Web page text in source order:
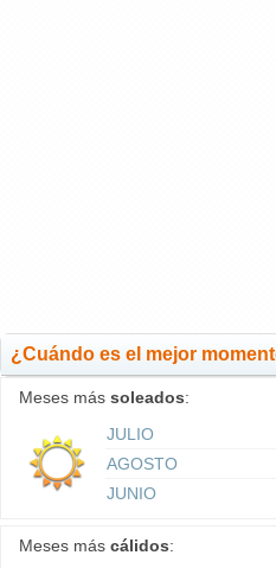
¿Cuándo es el mejor
Meses más soleados:
JULIO
AGOSTO
JUNIO
Meses más cálidos: